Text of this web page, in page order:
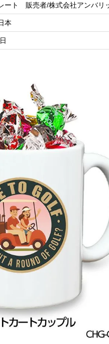
ート 販売者/株式会社アンバ
本